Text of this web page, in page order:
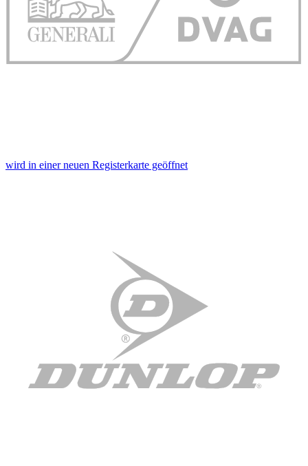
wird in einer neuen Registerkarte geöffnet